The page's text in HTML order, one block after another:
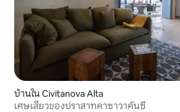
บ้านใน Civitanova Alta
เศษเสี้ยวของปราสาทคาซาวาคันซี